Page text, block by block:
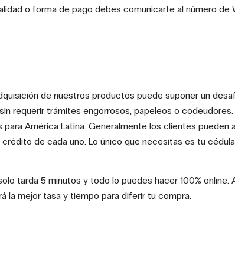
o forma de pago debes comunicarte al número
de nuestros productos puede suponer un
requerir trámites engorrosos, papeleos o
América Latina. Generalmente los clientes
de cada uno. Lo único que necesitas es tu
tarda 5 minutos y todo lo puedes hacer 100%
la mejor tasa y tiempo para diferir tu compra.